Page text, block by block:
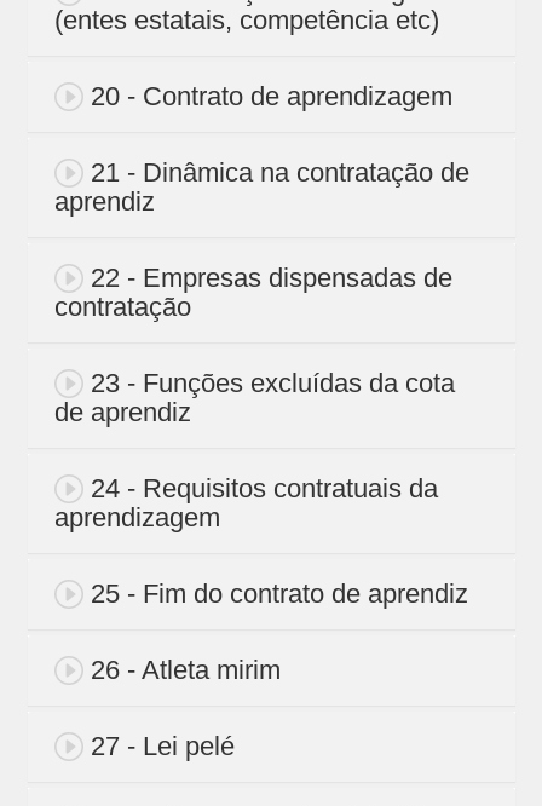
(entes estatais, competência etc)
20 - Contrato de aprendizagem
21 - Dinâmica na contratação de
aprendiz
22 - Empresas dispensadas de
contratação
23 - Funções excluídas da cota
de aprendiz
24 - Requisitos contratuais da
aprendizagem
25 - Fim do contrato de aprendiz
26 - Atleta mirim
27 - Lei pelé